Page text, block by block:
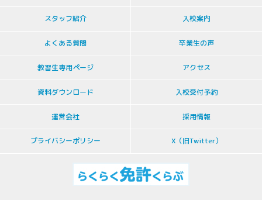
スタッフ紹介 入校案内
よくある質問 卒業生の声
教習生専用ページ アクセス
資料ダウンロード 入校受付予約
運営会社 採用情報
プライバシーポリシー X（旧Twitter）